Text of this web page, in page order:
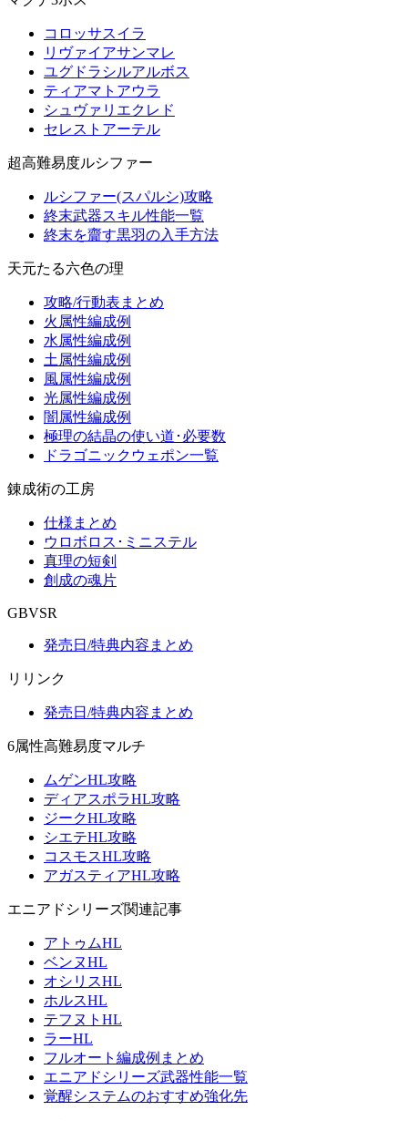
コロッサスイラ
リヴァイアサンマレ
ユグドラシルアルボス
ティアマトアウラ
シュヴァリエクレド
セレストアーテル
超高難易度ルシファー
ルシファー(スパルシ)攻略
終末武器スキル性能一覧
終末を齎す黒羽の入手方法
天元たる六色の理
攻略/行動表まとめ
火属性編成例
水属性編成例
土属性編成例
風属性編成例
光属性編成例
闇属性編成例
極理の結晶の使い道･必要数
ドラゴニックウェポン一覧
錬成術の工房
仕様まとめ
ウロボロス･ミニステル
真理の短剣
創成の魂片
GBVSR
発売日/特典内容まとめ
リリンク
発売日/特典内容まとめ
6属性高難易度マルチ
ムゲンHL攻略
ディアスポラHL攻略
ジークHL攻略
シエテHL攻略
コスモスHL攻略
アガスティアHL攻略
エニアドシリーズ関連記事
アトゥムHL
ベンヌHL
オシリスHL
ホルスHL
テフヌトHL
ラーHL
フルオート編成例まとめ
エニアドシリーズ武器性能一覧
覚醒システムのおすすめ強化先